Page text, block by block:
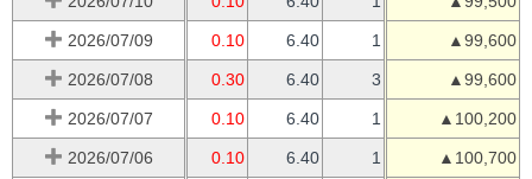
2026/07/09 0.10 6.40 1 ▲99,600
2026/07/08 0.30 6.40 3 ▲99,600
2026/07/07 0.10 6.40 1 ▲100,200
2026/07/06 0.10 6.40 1 ▲100,700